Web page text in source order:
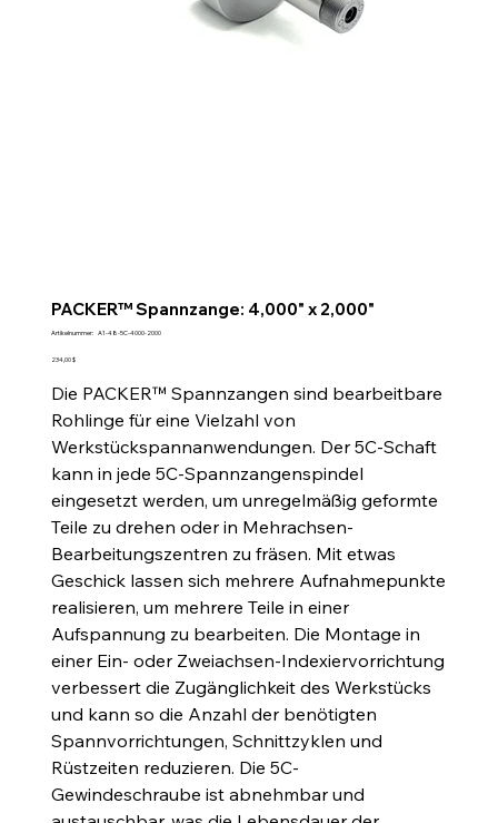
PACKER™ Spannzange: 4,000" x 2,000"
Artikelnummer: Artikelnummer:
2000
A1-48-5C-4000-2000
Preis
234,00 $
Die PACKER™ Spannzangen sind bearbeitbare
Rohlinge für eine Vielzahl von
Werkstückspannanwendungen. Der 5C-Schaft
kann in jede 5C-Spannzangenspindel
eingesetzt werden, um unregelmäßig geformte
Teile zu drehen oder in Mehrachsen-
Bearbeitungszentren zu fräsen. Mit etwas
Geschick lassen sich mehrere Aufnahmepunkte
realisieren, um mehrere Teile in einer
Aufspannung zu bearbeiten. Die Montage in
einer Ein- oder Zweiachsen-Indexiervorrichtung
verbessert die Zugänglichkeit des Werkstücks
und kann so die Anzahl der benötigten
Spannvorrichtungen, Schnittzyklen und
Rüstzeiten reduzieren. Die 5C-
Gewindeschraube ist abnehmbar und